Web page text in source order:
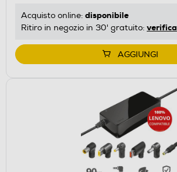
Acquisto online: disponibile
Ritiro in negozio in 30' gratuito: verifica
AGGIUNGI